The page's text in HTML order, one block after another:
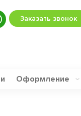
Заказать звонок
Оформление